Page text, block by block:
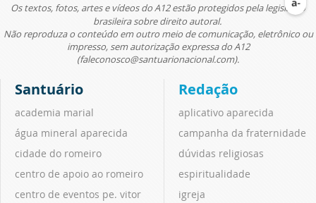
Os textos, fotos, artes e vídeos do A12 estão protegidos pela legislação
brasileira sobre direito autoral.
Não reproduza o conteúdo em outro meio de comunicação, eletrônico ou
impresso, sem autorização expressa do A12
(faleconosco@santuarionacional.com).
Santuário
academia marial
água mineral aparecida
cidade do romeiro
centro de apoio ao romeiro
centro de eventos pe. vitor
Redação
aplicativo aparecida
campanha da fraternidade
dúvidas religiosas
espiritualidade
igreja